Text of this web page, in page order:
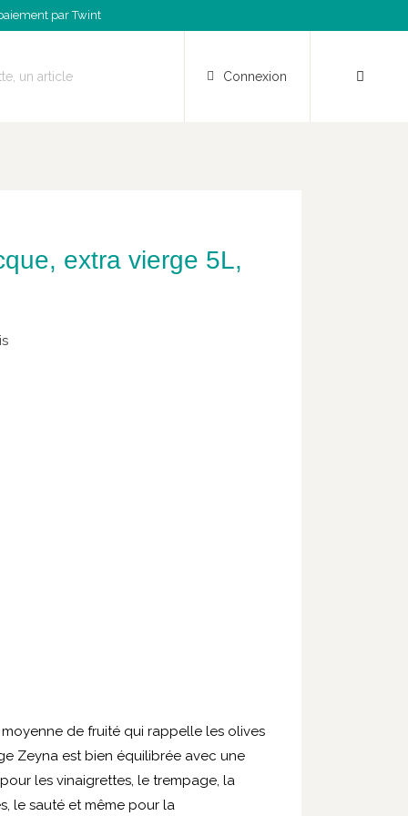
par Twint
Connexion
extra vierge 5L,
de fruité qui rappelle les olives
Zeyna est bien équilibrée avec une
les vinaigrettes, le trempage, la
le sauté et même pour la